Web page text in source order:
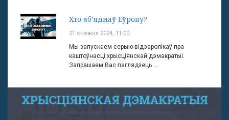
Хто аб’яднаў Еўропу?
21 снежня 2024, 11:00
Мы запускаем серыю відэаролікаў пра
каштоўнасці хрысціянскай дэмакратыі.
Запрашаем Вас паглядзець ...